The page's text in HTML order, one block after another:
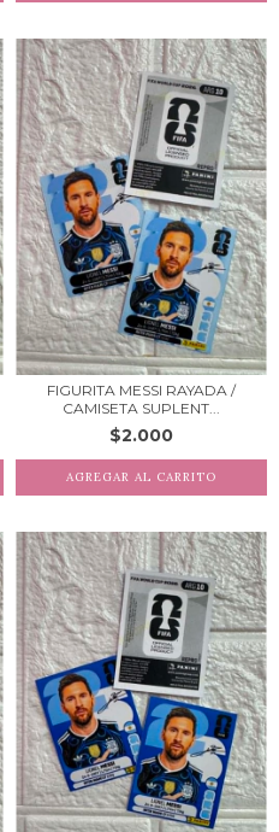
FIGURITA MESSI RAYADA /
CAMISETA SUPLENT...
$2.000